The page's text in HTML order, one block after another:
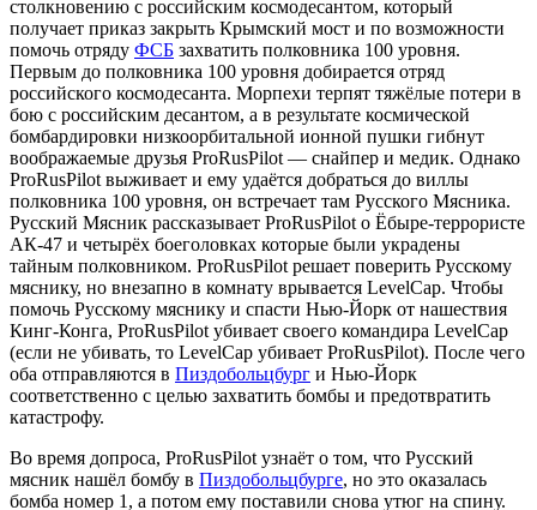
столкновению с российским космодесантом, который
получает приказ закрыть Крымский мост и по возможности
помочь отряду ФСБ захватить полковника 100 уровня.
Первым до полковника 100 уровня добирается отряд
российского космодесанта. Морпехи терпят тяжёлые потери в
бою с российским десантом, а в результате космической
бомбардировки низкоорбитальной ионной пушки гибнут
воображаемые друзья ProRusPilot — снайпер и медик. Однако
ProRusPilot выживает и ему удаётся добраться до виллы
полковника 100 уровня, он встречает там Русского Мясника.
Русский Мясник рассказывает ProRusPilot о Ёбыре-террористе
АК-47 и четырёх боеголовках которые были украдены
тайным полковником. ProRusPilot решает поверить Русскому
мяснику, но внезапно в комнату врывается LevelCap. Чтобы
помочь Русскому мяснику и спасти Нью-Йорк от нашествия
Кинг-Конга, ProRusPilot убивает своего командира LevelCap
(если не убивать, то LevelCap убивает ProRusPilot). После чего
оба отправляются в Пиздобольцбург и Нью-Йорк
соответственно с целью захватить бомбы и предотвратить
катастрофу.
Во время допроса, ProRusPilot узнаёт о том, что Русский
мясник нашёл бомбу в Пиздобольцбурге, но это оказалась
бомба номер 1, а потом ему поставили снова утюг на спину.